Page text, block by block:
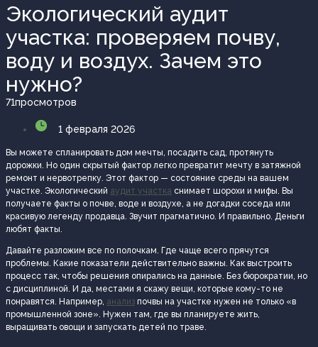
Экологический аудит
участка: проверяем почву,
воду и воздух. Зачем это
нужно?
просмотров
71
1 февраля 2026
Вы можете спланировать дом мечты, посадить сад, протянуть
дорожки. Но один скрытый фактор легко превратит мечту в затяжной
ремонт и нервотрепку. Этот фактор — состояние среды на вашем
участке. Экологический аудит участка снимает шорохи и мифы. Вы
получаете факты о почве, воде и воздухе, а не догадки соседа или
красивую легенду продавца. Звучит прагматично. И правильно. Деньги
любят факты.
Давайте разложим все по полочкам. Где чаще всего прячутся
проблемы. Какие показатели действительно важны. Как выстроить
процесс так, чтобы решения опирались на данные. Без бюрократии, но
с дисциплиной. И да, местами я скажу вещи, которые кому-то не
понравятся. Например, анализ почвы на участке нужен не только «в
промышленной зоне». Нужен там, где вы планируете жить,
выращивать овощи и запускать детей по траве.